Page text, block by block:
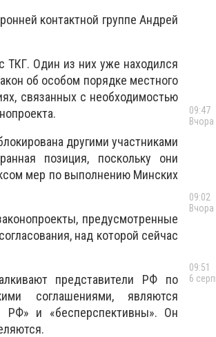
контактной группе Андрей
ТКГ. Один из них уже находился
об особом порядке местного
связанных с необходимостью
другими участниками
позиция, поскольку они
мер по выполнению Минских
предусмотренные
над которой сейчас
представители РФ по
соглашениями, являются
и «бесперспективны». Он
09:47
Вчора
09:02
Вчора
09:51
6